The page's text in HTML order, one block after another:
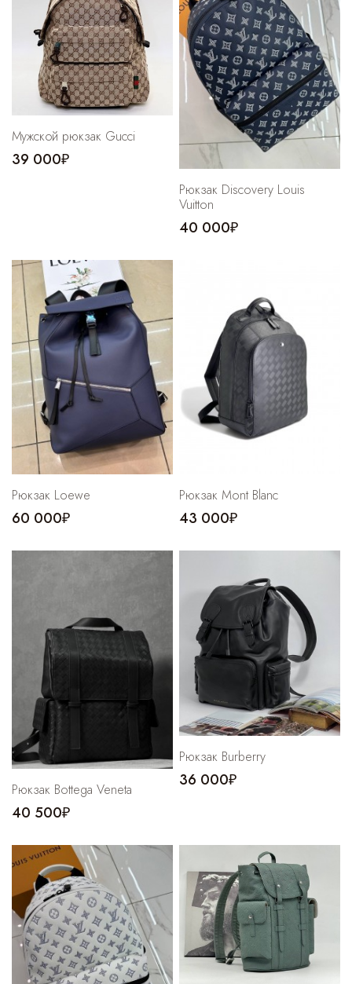
Мужской рюкзак Gucci
39 000₽
Рюкзак Discovery Louis
Vuitton
40 000₽
Рюкзак Loewe
60 000₽
Рюкзак Mont Blanc
43 000₽
Рюкзак Bottega Veneta
40 500₽
Рюкзак Burberry
36 000₽
Cпортивные брюки
Комбинезоны